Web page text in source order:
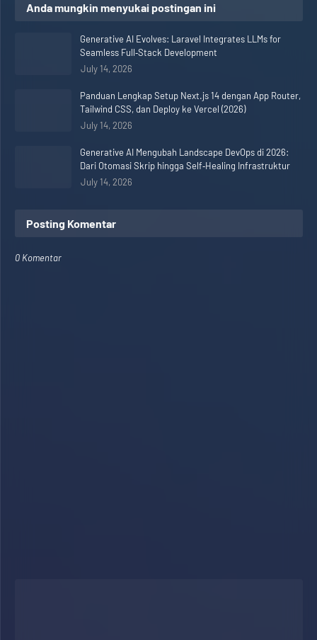
Anda mungkin menyukai postingan ini
Generative AI Evolves: Laravel Integrates LLMs for
Seamless Full‑Stack Development
July 14, 2026
Panduan Lengkap Setup Next.js 14 dengan App Router,
Tailwind CSS, dan Deploy ke Vercel (2026)
July 14, 2026
Generative AI Mengubah Landscape DevOps di 2026:
Dari Otomasi Skrip hingga Self‑Healing Infrastruktur
July 14, 2026
Posting Komentar
0 Komentar